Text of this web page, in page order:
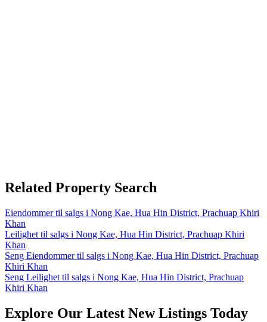
Related Property Search
Eiendommer til salgs i Nong Kae, Hua Hin District, Prachuap Khiri
Khan
Leilighet til salgs i Nong Kae, Hua Hin District, Prachuap Khiri
Khan
Seng Eiendommer til salgs i Nong Kae, Hua Hin District, Prachuap
Khiri Khan
Seng Leilighet til salgs i Nong Kae, Hua Hin District, Prachuap
Khiri Khan
Explore Our Latest New Listings Today